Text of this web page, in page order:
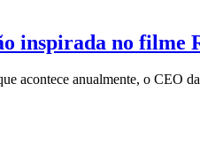
inspirada no filme
acontece anualmente, o CEO